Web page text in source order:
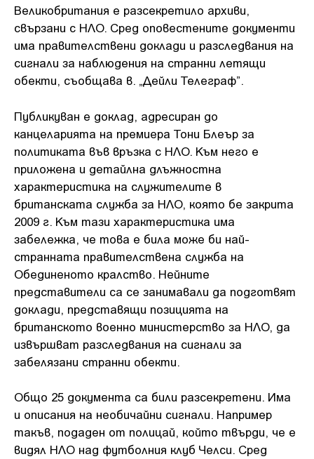
Великобритания е разсекретило архиви,
свързани с НЛО. Сред оповестените документи
има правителствени доклади и разследвания на
сигнали за наблюдения на странни летящи
обекти, съобщава в. „Дейли Телеграф”.
Публикуван е доклад, адресиран до
канцеларията на премиера Тони Блеър за
политиката във връзка с НЛО. Към него е
приложена и детайлна длъжностна
характеристика на служителите в
британската служба за НЛО, която бе закрита
2009 г. Към тази характеристика има
забележка, че това е била може би най-
странната правителствена служба на
Обединеното кралство. Нейните
представители са се занимавали да подготвят
доклади, представящи позицията на
британското военно министерство за НЛО, да
извършват разследвания на сигнали за
забелязани странни обекти.
Общо 25 документа са били разсекретени. Има
и описания на необичайни сигнали. Например
такъв, подаден от полицай, който твърди, че е
видял НЛО над футболния клуб Челси. Сред